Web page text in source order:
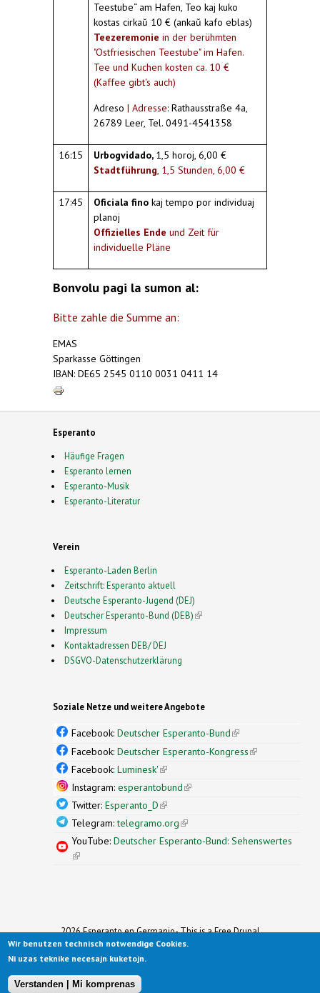
Teestube“ am Hafen, Teo kaj kuko
kostas cirkaŭ 10 € (ankaŭ kafo eblas)
Teezeremonie in der berühmten
"Ostfriesischen Teestube" im Hafen.
Tee und Kuchen kosten ca. 10 €
(Kaffee gibt's auch)
Adreso | Adresse: Rathausstraße 4a,
26789 Leer, Tel. 0491-4541358
16:15 Urbogvidado, 1,5 horoj, 6,00 €
Stadtführung, 1,5 Stunden, 6,00 €
17:45 Oficiala finokaj tempo por individuaj
planoj
Offizielles Ende und Zeit für
individuelle Pläne
Bonvolu pagi la sumon al:
Bitte zahle die Summe an:
EMAS
Sparkasse Göttingen
IBAN: DE65 2545 0110 0031 0411 14
Esperanto
Häufige Fragen
Esperanto lernen
Esperanto-Musik
Esperanto-Literatur
Verein
Esperanto-Laden Berlin
Zeitschrift: Esperanto aktuell
Deutsche Esperanto-Jugend (DEJ)
Deutscher Esperanto-Bund (DEB)(link is external)
Impressum
Kontaktadressen DEB/ DEJ
DSGVO-Datenschutzerklärung
Soziale Netze und weitere Angebote
Facebook: Deutscher Esperanto-Bund(link is
external)
Facebook: Deutscher Esperanto-Kongress(link is
Facebook: Luminesk'(link is external)
Instagram: esperantobund(link is external)
Twitter: Esperanto_D(link is external)
Telegram:telegramo.org(link is external)
YouTube: Deutscher Esperanto-Bund: Sehenswertes
(link is external)
2026 Esperanto en Germanio- This is a Free Drupal
Theme
Ported to Drupal for the Open Source Community by
Original design by
Wir benutzen technisch notwendige Cookies.
Ni uzas teknike necesajn kuketojn.
Verstanden | Mi komprenas